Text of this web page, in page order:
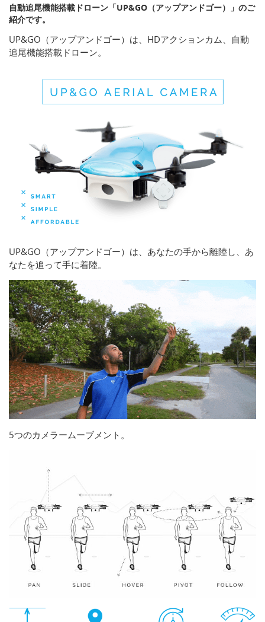
自動追尾機能搭載ドローン「UP&GO（アップアンドゴー）」のご
紹介です。
UP&GO（アップアンドゴー）は、HDアクションカム、自動
追尾機能搭載ドローン。
UP&GO（アップアンドゴー）は、あなたの手から離陸し、あ
なたを追って手に着陸。
5つのカメラームーブメント。